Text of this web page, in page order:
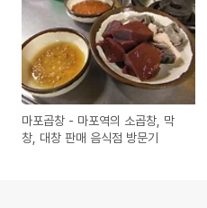
마포곱창 - 마포역의 소곱창, 막
창, 대창 판매 음식점 방문기